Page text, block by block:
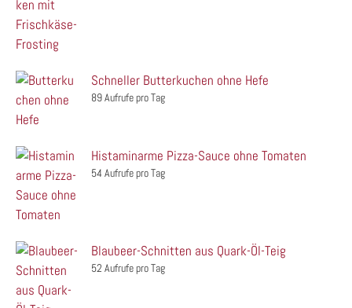
Schneller Butterkuchen ohne Hefe
89 Aufrufe pro Tag
Histaminarme Pizza-Sauce ohne Tomaten
54 Aufrufe pro Tag
Blaubeer-Schnitten aus Quark-Öl-Teig
52 Aufrufe pro Tag